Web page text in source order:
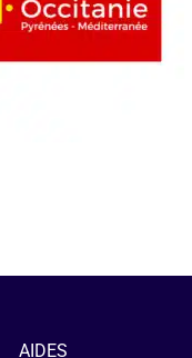
AIDES